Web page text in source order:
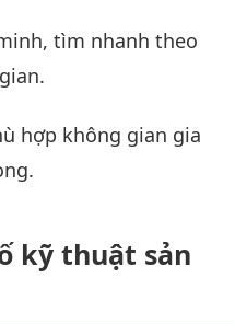
tìm nhanh theo
hợp không gian gia
kỹ thuật sản